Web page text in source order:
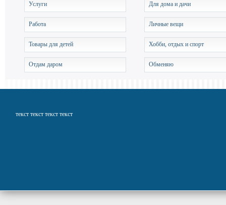
Услуги Для дома и дачи
Работа Личные вещи
Товары для детей Хобби, отдых и спорт
Отдам даром Обменяю
текст текст текст текст